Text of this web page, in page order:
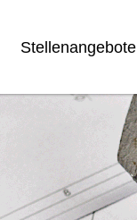
Stellenangebote